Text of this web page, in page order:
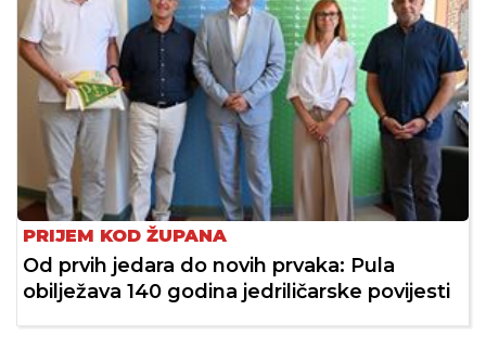
PRIJEM KOD ŽUPANA
Od prvih jedara do novih prvaka: Pula
obilježava 140 godina jedriličarske povijesti